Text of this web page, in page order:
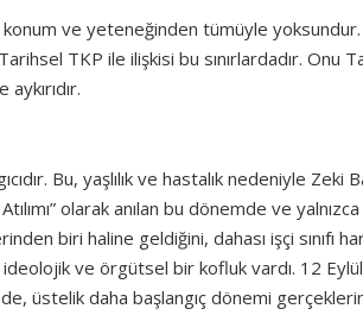
ve yeteneğinden tümüyle
TKP ile ilişkisi bu sınırlardadır. Onu
Bu, yaşlılık ve hastalık nedeniyle Zeki
olarak anılan bu dönemde ve
biri haline geldiğini, dahası işçi sınıfı
ve örgütsel bir kofluk vardı. 12
üstelik daha başlangıç dönemi